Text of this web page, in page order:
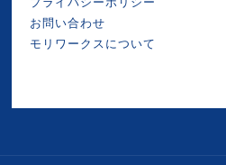
お問い合わせ
モリワークスについて